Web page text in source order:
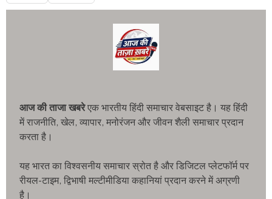
आज की ताजा खबरेएक भारतीय हिंदी समाचार वेबसाइट है। यह हिंदी
में राजनीति, खेल, व्यापार, मनोरंजन और जीवन शैली समाचार प्रदान
करता है।
यह भारत का विश्वसनीय समाचार स्रोत है और डिजिटल प्लेटफॉर्म पर
रीयल-टाइम, द्विभाषी मल्टीमीडिया कहानियां प्रदान करने में अग्रणी
है।